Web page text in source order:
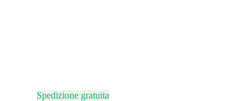
Spedizione gratuita